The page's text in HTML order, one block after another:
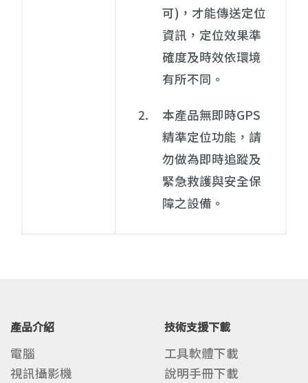
可)，才能傳送定位
資訊，定位效果準
確度及時效依環境
有所不同。
本產品無即時GPS
精準定位功能，請
勿做為即時追蹤及
緊急救護與安全保
障之設備。
產品介紹
電腦
視訊攝影機
技術支援下載
工具軟體下載
說明手冊下載